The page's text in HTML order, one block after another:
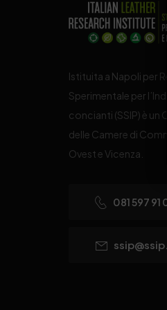
Istituita a Napoli per
Sperimentale per
concianti (SSIP) è un
delle Camere di
Ovest e Vicenza.
081 597 91